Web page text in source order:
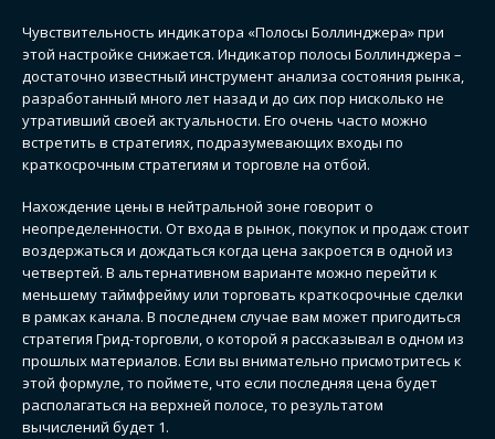
Чувствительность индикатора «Полосы Боллинджера» при
этой настройке снижается. Индикатор полосы Боллинджера –
достаточно известный инструмент анализа состояния рынка,
разработанный много лет назад и до сих пор нисколько не
утративший своей актуальности. Его очень часто можно
встретить в стратегиях, подразумевающих входы по
краткосрочным стратегиям и торговле на отбой.
Нахождение цены в нейтральной зоне говорит о
неопределенности. От входа в рынок, покупок и продаж стоит
воздержаться и дождаться когда цена закроется в одной из
четвертей. В альтернативном варианте можно перейти к
меньшему таймфрейму или торговать краткосрочные сделки
в рамках канала. В последнем случае вам может пригодиться
стратегия Грид-торговли, о которой я рассказывал в одном из
прошлых материалов. Если вы внимательно присмотритесь к
этой формуле, то поймете, что если последняя цена будет
располагаться на верхней полосе, то результатом
вычислений будет 1.